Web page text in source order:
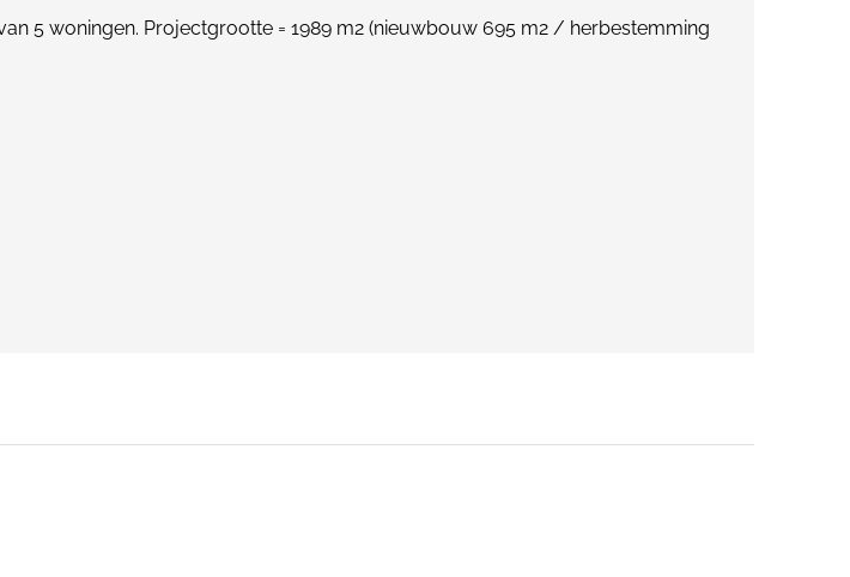
5 woningen. Projectgrootte = 1989 m2 (nieuwbouw 695 m2 / herbestemming